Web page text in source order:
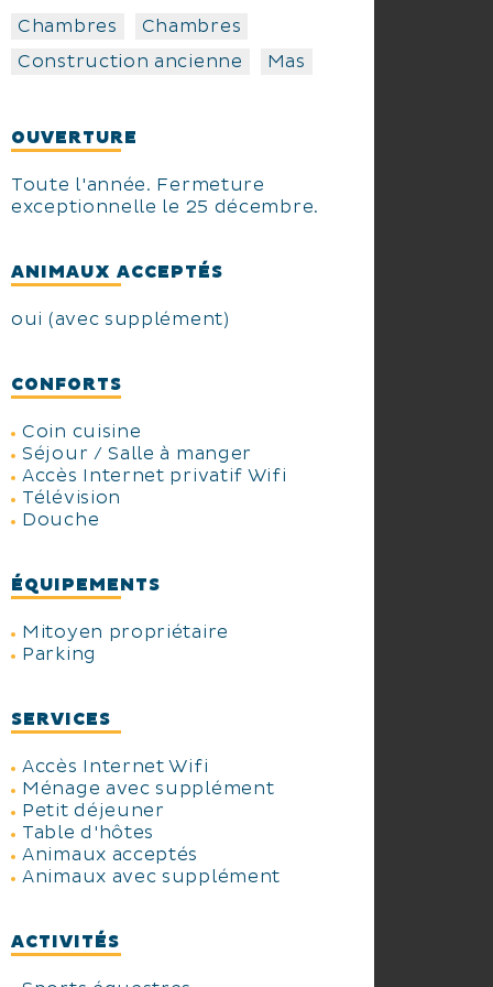
randonnées avec monitrice
diplômée. Nous aimons les
animaux, et vous trouverez en
5EUR/jour/animal, non
souhaités seuls dans les
chambre.
Chambres
Chambres
Construction ancienne
Mas
OUVERTURE
Toute l'année. Fermeture
exceptionnelle le 25 décembre.
ANIMAUX ACCEPTÉS
oui (avec supplément)
CONFORTS
Coin cuisine
Séjour / Salle à manger
Accès Internet privatif Wifi
Télévision
Douche
ÉQUIPEMENTS
Mitoyen propriétaire
Parking
SERVICES
Accès Internet Wifi
Ménage avec supplément
Petit déjeuner
Table d'hôtes
Animaux acceptés
Animaux avec supplément
ACTIVITÉS